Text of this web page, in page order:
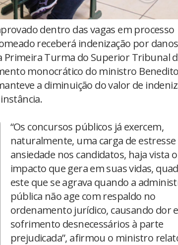
dentro das vagas em processo
receberá indenização por danos
Primeira Turma do Superior Tribunal
monocrático do ministro Benedito
a diminuição do valor de
“Os concursos públicos já exercem,
naturalmente, uma carga de estresse
ansiedade nos candidatos, haja vista o
impacto que gera em suas vidas,
este que se agrava quando a
pública não age com respaldo no
ordenamento jurídico, causando dor e
sofrimento desnecessários à parte
prejudicada”, afirmou o ministro